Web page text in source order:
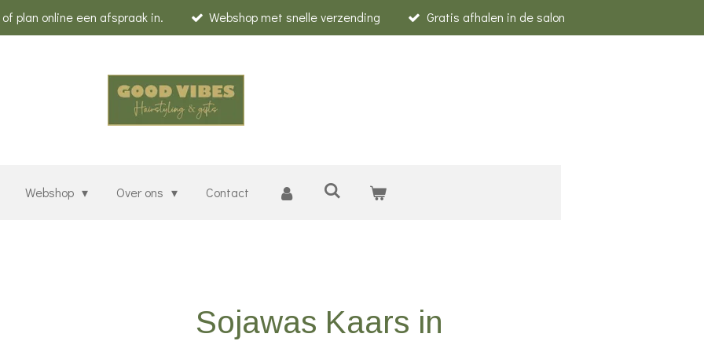
plan online een afspraak in. Webshop met snelle verzending Gratis afhalen in de salon
Webshop Over ons Contact
Sojawas Kaars in